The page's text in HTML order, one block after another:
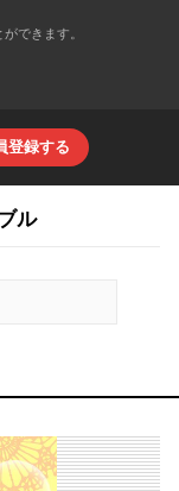
できます。
登録する
ル